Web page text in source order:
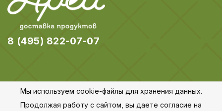
8 (495) 822-07-07
© 2018-2026 Apeti.ru,Карта сайта
Мы используем cookie-файлы для хранения данных.
Продолжая работу с сайтом, вы даете согласие на